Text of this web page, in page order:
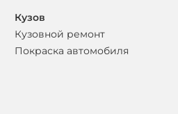
Кузов
Кузовной ремонт
Покраска автомобиля